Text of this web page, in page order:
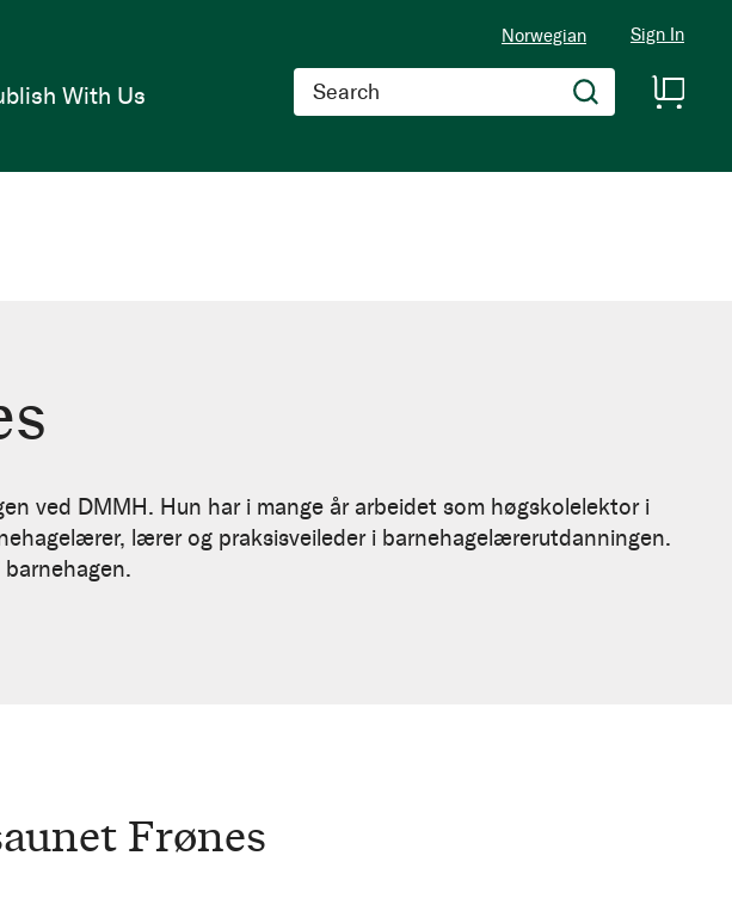
Norwegian Sign In
Search
With Us
ved DMMH. Hun har i mange år arbeidet som høgskolelektor i
lærer og praksisveileder i barnehagelærerutdanningen.
Frønes